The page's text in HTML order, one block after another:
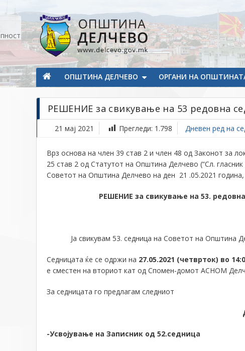
Општина Делчево
Општина Делчево
ОПШТИНА ДЕЛЧЕВО ОРГАНИ НА
РЕШЕНИЕ за свикување на 53 редовна
21 мај 2021 Прегледи: 1.798 Дневен ред на
Врз основа на член 39 став 2 и член 48 од Законот за
25 став 2 од Статутот на Општина Делчево (“Сл.
Советот на Општина Делчево на ден 21 .05.2021 година,
РЕШЕНИЕ за свикување на 53. редовна
Ја свикувам 53. седница на Советот на Општина
Седницата ќе се одржи на 27.05.2021 (четврток) во
е сместен на вториот кат од Спомен-домот АСНОМ
За седницата го предлагам следниот
-Усвојување на Записник од 52.седница